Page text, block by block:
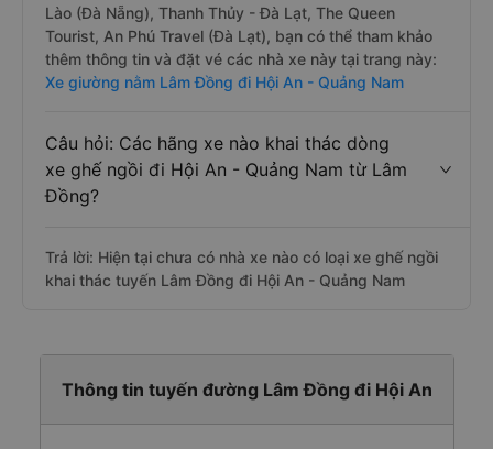
Lào (Đà Nẵng), Thanh Thủy - Đà Lạt, The Queen
Tourist, An Phú Travel (Đà Lạt), bạn có thể tham khảo
thêm thông tin và đặt vé các nhà xe này tại trang này:
Xe giường nằm Lâm Đồng đi Hội An - Quảng Nam
Câu hỏi: Các hãng xe nào khai thác dòng
xe ghế ngồi đi Hội An - Quảng Nam từ Lâm
Đồng?
Trả lời: Hiện tại chưa có nhà xe nào có loại xe ghế ngồi
khai thác tuyến Lâm Đồng đi Hội An - Quảng Nam
Thông tin tuyến đường Lâm Đồng đi Hội An